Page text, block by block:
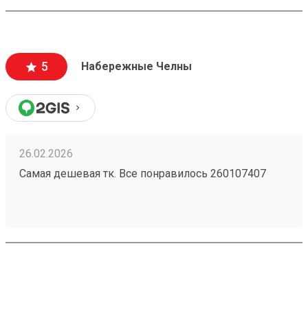
5 Набережные Челны
26.02.2026
Самая дешевая тк. Все понравилось 260107407